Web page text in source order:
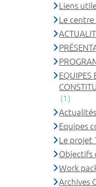
Liens
Le centre
EQUIPES
(1)
Equipes
Le projet
Objectifs
Work
Archives